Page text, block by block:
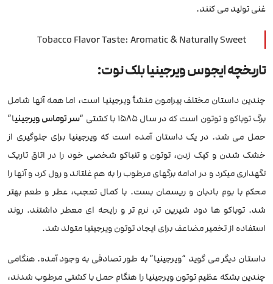
غنی تولید می کنند.
Tobacco Flavor Taste: Aromatic & Naturally Sweet
تاریخچه ایجوس ویرجینیا بلک نوت:
چندین داستان مختلف پیرامون منشأ ویرجینیا است، اما همه آنها شامل
برگ توباکو و توتون است که در سال 1585 با کشتی “
سر توماس ویرجینیا”
حمل می شد. در یک داستان آمده است که ویرجینیا برای جلوگیری از
خشک شدن و کپک زدن، توتون و تنباکو شخصی خود را در اتاق تاریک
نگهداری میکرد و در ادامه برگهای مرطوب را به هم غلتاند و رول کرد و آنها را
محکم با بوم بادبان و ریسمان بست. با کمال تعجب، عطر و طعم بهتر
شد. توباکو ها دود شیرین تر، نرم تر و رایحه ای معطر داشتند. روند
استفاده از تخمیر مضاعف برای ایجاد توتون ویرجینیا متولد شد.
داستان دیگر می گوید “ویرجینیا” به طور تصادفی به وجود آمده. هنگامی
چندین بشکه عظیم توتون ویرجینیا را هنگام حمل با کشتی مرطوب شدند،